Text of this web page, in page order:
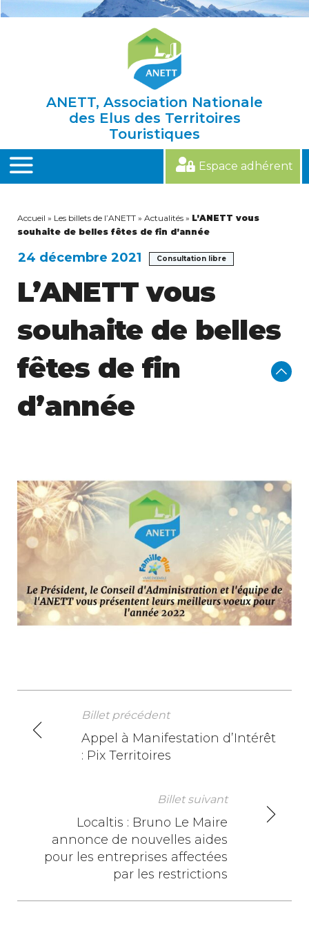
ANETT, Association Nationale
des Elus des Territoires
Touristiques
MENU
Espace adhérent
Accueil » Les billets de l’ANETT » Actualités » L’ANETT vous
souhaite de belles fêtes de fin d’année
24 décembre 2021 Consultation libre
L’ANETT vous
souhaite de belles
fêtes de fin
d’année
N
t
Billet précédent
Appel à Manifestation d’Intérêt
: Pix Territoires
Billet suivant
Localtis : Bruno Le Maire
annonce de nouvelles aides
pour les entreprises affectées
par les restrictions